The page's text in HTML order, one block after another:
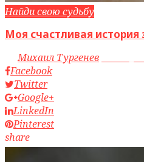
Найди свою судьбу
Моя счастливая история
byМихаил Тургенев
Facebook
Twitter
Google+
LinkedIn
Pinterest
share